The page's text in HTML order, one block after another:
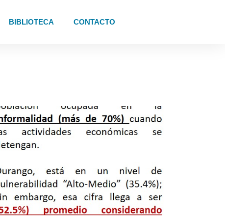
BIBLIOTECA CONTACTO